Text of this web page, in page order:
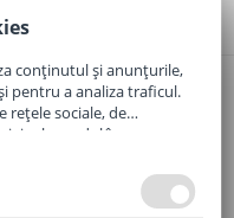
Bihor
conținutul și anunțurile,
pentru a analiza traficul.
rețele sociale, de
la modul în care
cu alte informații